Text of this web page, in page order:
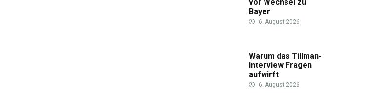
vor Wechsel zu
Bayer
6. August 2026
Warum das Tillman-
Interview Fragen
aufwirft
6. August 2026